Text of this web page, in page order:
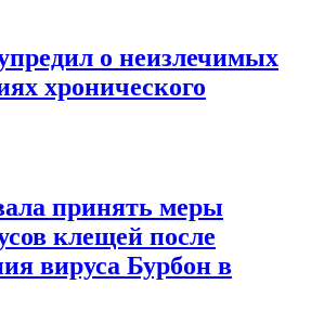
о неизлечимых
хронического
принять меры
клещей после
вируса Бурбон в